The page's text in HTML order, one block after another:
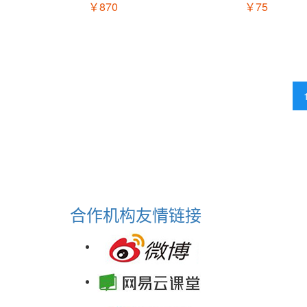
￥870 ￥75
1
合作机构友情链接